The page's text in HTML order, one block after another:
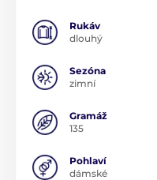
Rukáv
dlouhý
Sezóna
zimní
Gramáž
135
Pohlaví
dámské